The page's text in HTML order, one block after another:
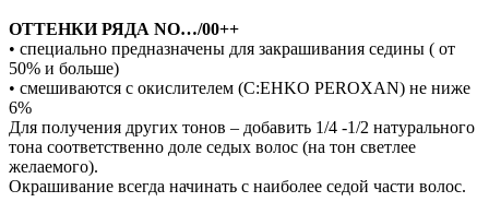
ОТТЕНКИ РЯДА NO…/00++
• специально предназначены для закрашивания седины ( от
50% и больше)
• смешиваются с окислителем (C:EHKO PEROXAN) не ниже
6%
Для получения других тонов – добавить 1/4 -1/2 натурального
тона соответственно доле седых волос (на тон светлее
желаемого).
Окрашивание всегда начинать с наиболее седой части волос.